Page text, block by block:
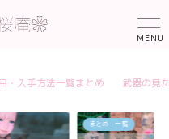
・入手方法一覧まとめ
武器の見
まとめ・一覧